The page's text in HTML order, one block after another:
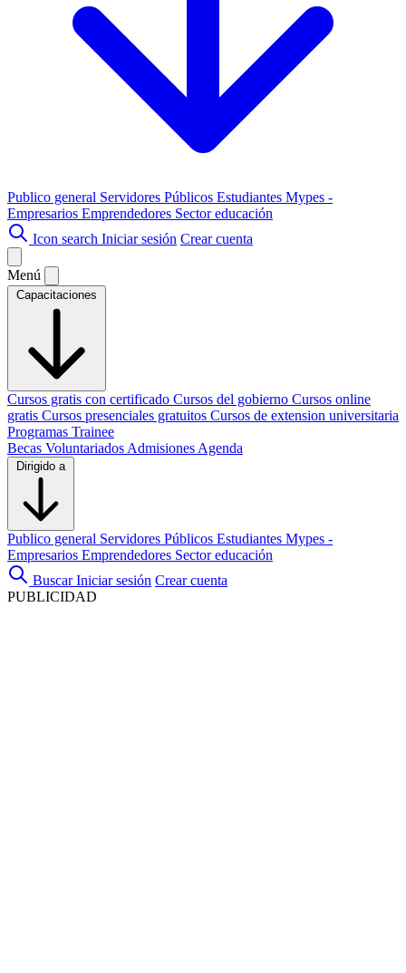
Publico general Servidores Públicos Estudiantes Mypes -
Empresarios Emprendedores Sector educación
Icon search Iniciar sesión Crear cuenta
Menú
Capacitaciones
Cursos gratis con certificado Cursos del gobierno Cursos online
gratis Cursos presenciales gratuitos Cursos de extension universitaria
Programas Trainee
Becas Voluntariados Admisiones Agenda
Dirigido a
Publico general Servidores Públicos Estudiantes Mypes -
Empresarios Emprendedores Sector educación
Buscar Iniciar sesión Crear cuenta
PUBLICIDAD